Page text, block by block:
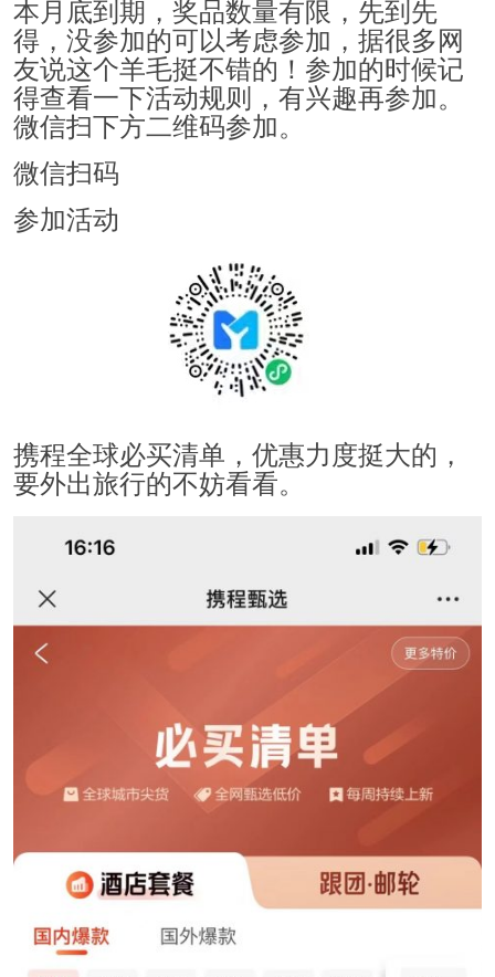
本月底到期，奖品数量有限，先到先
得，没参加的可以考虑参加，据很多网
友说这个羊毛挺不错的！参加的时候记
得查看一下活动规则，有兴趣再参加。
微信扫下方二维码参加。
微信扫码
参加活动
携程全球必买清单，优惠力度挺大的，
要外出旅行的不妨看看。